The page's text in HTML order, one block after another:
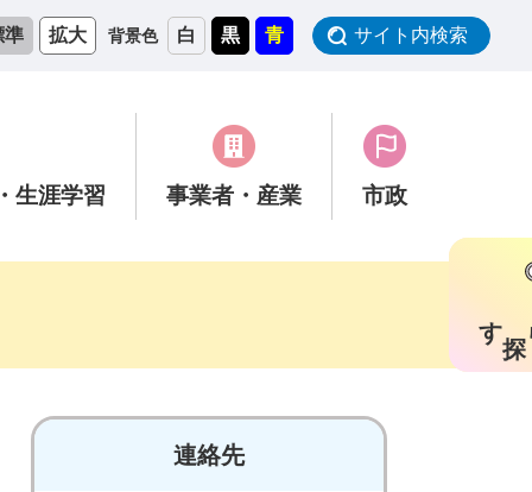
準 拡大 背景色 白 黒 青 サイト内検索
生涯学習 事業者 ・産業 市政
す
連絡先